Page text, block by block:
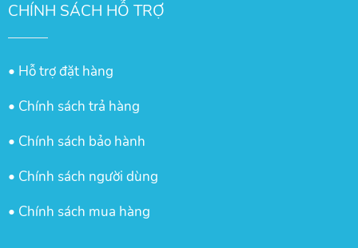
CHÍNH SÁCH HỖ TRỢ
• Hỗ trợ đặt hàng
• Chính sách trả hàng
• Chính sách bảo hành
• Chính sách người dùng
• Chính sách mua hàng